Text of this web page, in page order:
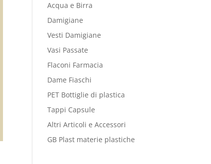
Acqua e Birra
Damigiane
Vesti Damigiane
Vasi Passate
Flaconi Farmacia
Dame Fiaschi
PET Bottiglie di plastica
Tappi Capsule
Altri Articoli e Accessori
GB Plast materie plastiche